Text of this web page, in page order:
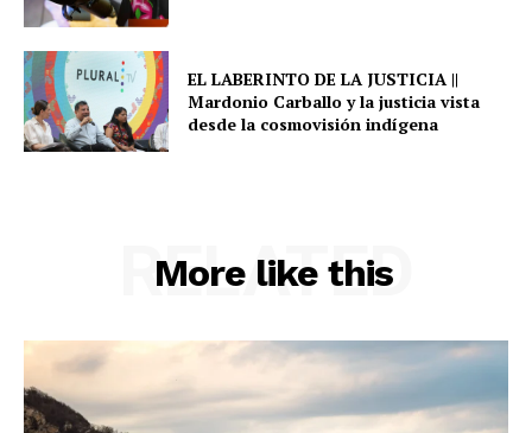
EL LABERINTO DE LA JUSTICIA ||
Mardonio Carballo y la justicia vista
desde la cosmovisión indígena
More like this
RELATED